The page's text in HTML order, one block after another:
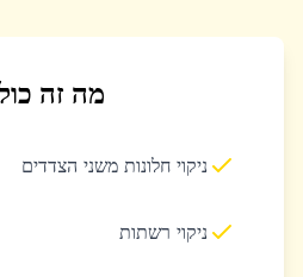
מה זה
ניקוי חלונות משני הצדדים
ניקוי רשתות